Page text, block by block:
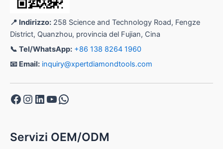
📍 Indirizzo: 258 Science and Technology Road, Fengze
District, Quanzhou, provincia del Fujian, Cina
📞 Tel/WhatsApp: +86 138 8264 1960
📧 Email: inquiry@xpertdiamondtools.com
Facebook
Instagram
LinkedIn
YouTube
WhatsApp
Servizi OEM/ODM